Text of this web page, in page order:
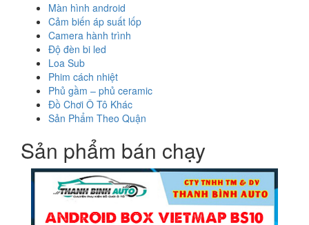
Màn hình android
Cảm biến áp suất lốp
Camera hành trình
Độ đèn bi led
Loa Sub
Phim cách nhiệt
Phủ gầm – phủ ceramic
Đồ Chơi Ô Tô Khác
Sản Phẩm Theo Quận
Sản phẩm bán chạy